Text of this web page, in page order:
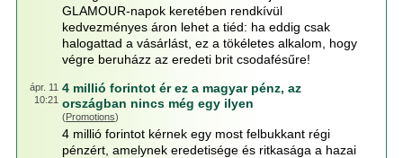
GLAMOUR-napok keretében rendkívül
kedvezményes áron lehet a tiéd: ha eddig csak
halogattad a vásárlást, ez a tökéletes alkalom, hogy
végre beruházz az eredeti brit csodafésűre!
ápr. 11
10:21
4 millió forintot ér ez a magyar pénz, az
országban nincs még egy ilyen
(Promotions)
4 millió forintot kérnek egy most felbukkant régi
pénzért, amelynek eredetisége és ritkasága a hazai